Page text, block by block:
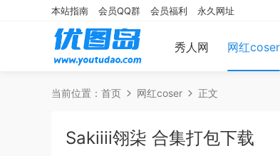
秀人网 网红coser
本站指南 会员QQ群 会员福利 永久网址
当前位置： 首页 网红coser 正文
Sakiiii翎柒 合集打包下载